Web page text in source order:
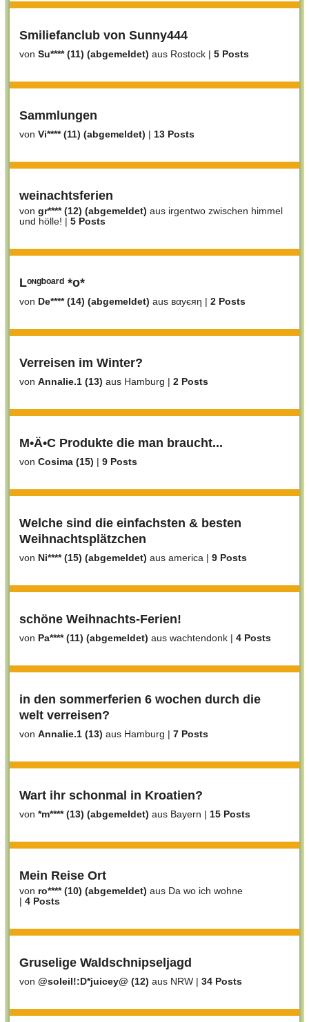
Smiliefanclub von Sunny444
von Su**** (11) (abgemeldet) aus Rostock | 5 Posts
Sammlungen
von Vi**** (11) (abgemeldet) | 13 Posts
weinachtsferien
von gr**** (12) (abgemeldet) aus irgentwo zwischen himmel
und hölle! | 5 Posts
Lᵒᶰᵍᵇᵒᵃʳᵈ *o*
von De**** (14) (abgemeldet) aus вαуєяη | 2 Posts
Verreisen im Winter?
von Annalie.1 (13) aus Hamburg | 2 Posts
M•Ä•C Produkte die man braucht...
von Cosima (15) | 9 Posts
Welche sind die einfachsten & besten
Weihnachtsplätzchen
von Ni**** (15) (abgemeldet) aus america | 9 Posts
schöne Weihnachts-Ferien!
von Pa**** (11) (abgemeldet) aus wachtendonk | 4 Posts
in den sommerferien 6 wochen durch die
welt verreisen?
von Annalie.1 (13) aus Hamburg | 7 Posts
Wart ihr schonmal in Kroatien?
von *m**** (13) (abgemeldet) aus Bayern | 15 Posts
Mein Reise Ort
von ro**** (10) (abgemeldet) aus Da wo ich wohne
| 4 Posts
Gruselige Waldschnipseljagd
von @soleil!:D*juicey@ (12) aus NRW | 34 Posts